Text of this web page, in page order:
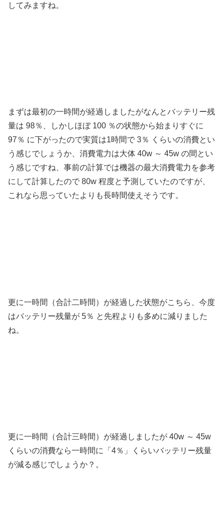
してみますね。
まずは最初の一時間が経過しましたがなんとバッテリー残
量は 98％、しかしほぼ 100 ％の状態から始まりすぐに
97％ に下がったので実質は1時間で 3％ くらいの消費とい
う感じでしょうか、消費電力は大体 40w ～ 45w の間とい
う感じですね、事前の計算では機器の最大消費電力を参考
にして計算したので 80w 程度と予測していたのですが、
これなら思っていたよりも長時間使えそうです。
更に一時間（合計二時間）が経過した状態がこちら、今度
はバッテリー残量が 5％ と先程よりも多めに減りました
ね。
更に一時間（合計三時間）が経過しましたが 40w ～ 45w
くらいの消費なら一時間に「4％」くらいバッテリー残量
が減る感じでしょうか？。